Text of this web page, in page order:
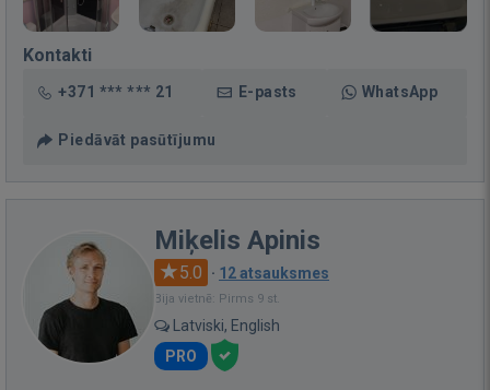
Kontakti
+371 *** *** 21 E-pasts WhatsApp
Piedāvāt pasūtījumu
Miķelis Apinis
5.0 · 12 atsauksmes
Bija vietnē: Pirms 9 st.
Latviski, English
PRO